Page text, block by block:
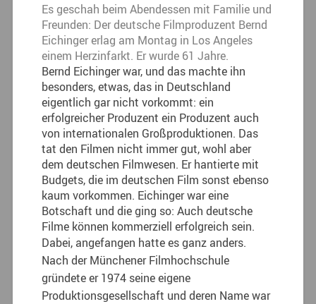
Es geschah beim Abendessen mit Familie und
Freunden: Der deutsche Filmproduzent Bernd
Eichinger erlag am Montag in Los Angeles
einem Herzinfarkt. Er wurde 61 Jahre.
Bernd Eichinger war, und das machte ihn
besonders, etwas, das in Deutschland
eigentlich gar nicht vorkommt: ein
erfolgreicher Produzent ein Produzent auch
von internationalen Großproduktionen. Das
tat den Filmen nicht immer gut, wohl aber
dem deutschen Filmwesen. Er hantierte mit
Budgets, die im deutschen Film sonst ebenso
kaum vorkommen. Eichinger war eine
Botschaft und die ging so: Auch deutsche
Filme können kommerziell erfolgreich sein.
Dabei, angefangen hatte es ganz anders.
Nach der Münchener Filmhochschule
gründete er 1974 seine eigene
Produktionsgesellschaft und deren Name war